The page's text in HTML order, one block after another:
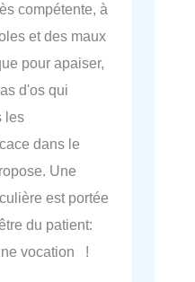
compétente, à
et des maux
pour apaiser,
d'os qui
les
dans le
Une
est portée
du patient:
vocation !